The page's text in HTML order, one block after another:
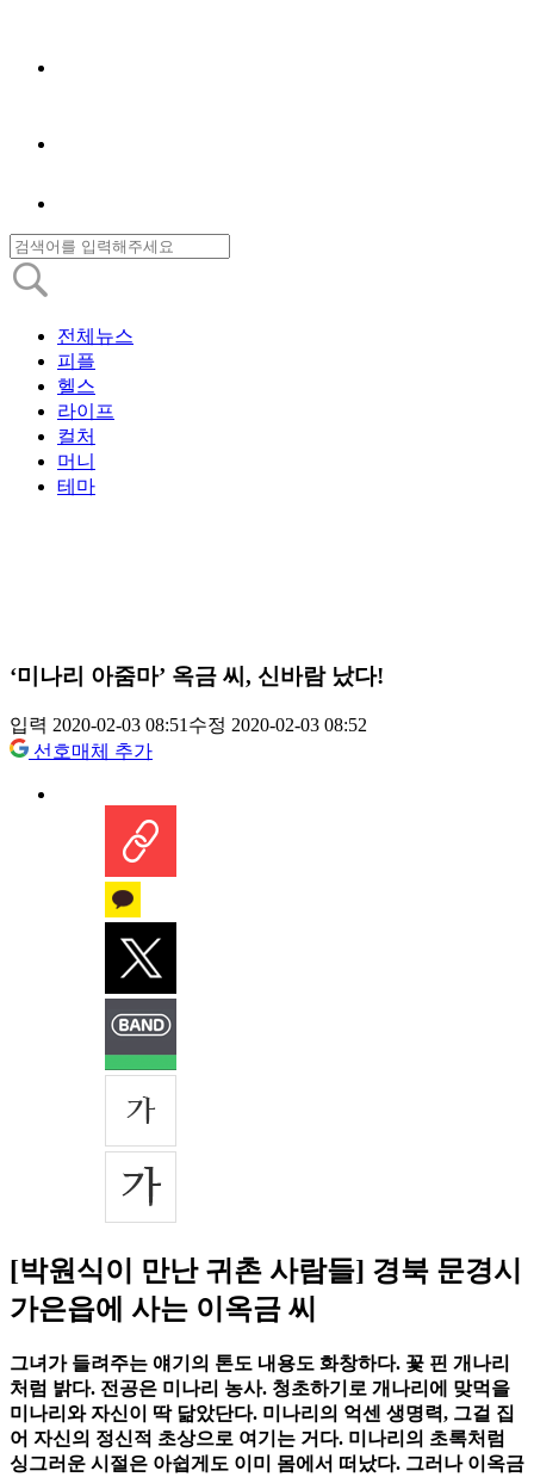
전체뉴스
피플
헬스
라이프
컬처
머니
테마
‘미나리 아줌마’ 옥금 씨, 신바람 났다!
입력 2020-02-03 08:51수정 2020-02-03 08:52
선호매체 추가
[박원식이 만난 귀촌 사람들] 경북 문경시
가은읍에 사는 이옥금 씨
그녀가 들려주는 얘기의 톤도 내용도 화창하다. 꽃 핀 개나리
처럼 밝다. 전공은 미나리 농사. 청초하기로 개나리에 맞먹을
미나리와 자신이 딱 닮았단다. 미나리의 억센 생명력, 그걸 집
어 자신의 정신적 초상으로 여기는 거다. 미나리의 초록처럼
싱그러운 시절은 아쉽게도 이미 몸에서 떠났다. 그러나 이옥금